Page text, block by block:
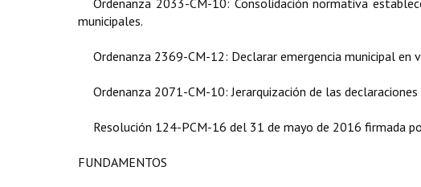
Ordenanza 2033-CM-10: Consolidación normativa
municipales.
Ordenanza 2369-CM-12: Declarar emergencia municipal en
Ordenanza 2071-CM-10: Jerarquización de las
Resolución 124-PCM-16 del 31 de mayo de 2016 firmada
FUNDAMENTOS